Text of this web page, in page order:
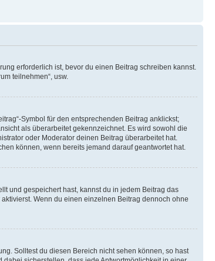
erforderlich ist, bevor du einen Beitrag schreiben kannst.
teilnehmen“, usw.
Symbol für den entsprechenden Beitrag anklickst;
als überarbeitet gekennzeichnet. Es wird sowohl die
oder Moderator deinen Beitrag überarbeitet hat.
können, wenn bereits jemand darauf geantwortet hat.
und gespeichert hast, kannst du in jedem Beitrag das
Wenn du einen einzelnen Beitrag dennoch ohne
Solltest du diesen Bereich nicht sehen können, so hast